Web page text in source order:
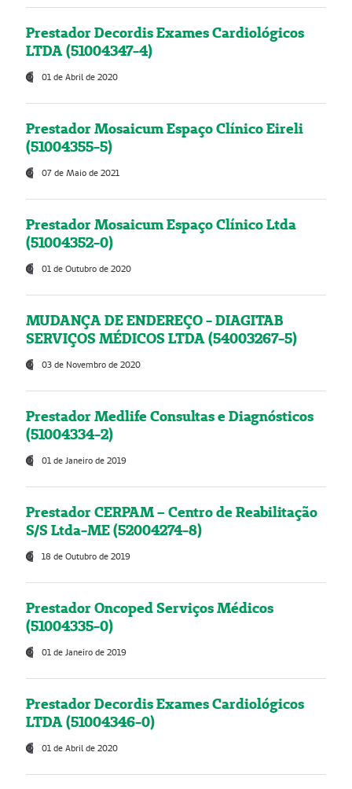
Prestador Decordis Exames Cardiológicos
LTDA (51004347-4)
01 de Abril de 2020
Prestador Mosaicum Espaço Clínico Eireli
(51004355-5)
07 de Maio de 2021
Prestador Mosaicum Espaço Clínico Ltda
(51004352-0)
01 de Outubro de 2020
MUDANÇA DE ENDEREÇO - DIAGITAB
SERVIÇOS MÉDICOS LTDA (54003267-5)
03 de Novembro de 2020
Prestador Medlife Consultas e Diagnósticos
(51004334-2)
01 de Janeiro de 2019
Prestador CERPAM – Centro de Reabilitação
S/S Ltda-ME (52004274-8)
18 de Outubro de 2019
Prestador Oncoped Serviços Médicos
(51004335-0)
01 de Janeiro de 2019
Prestador Decordis Exames Cardiológicos
LTDA (51004346-0)
01 de Abril de 2020